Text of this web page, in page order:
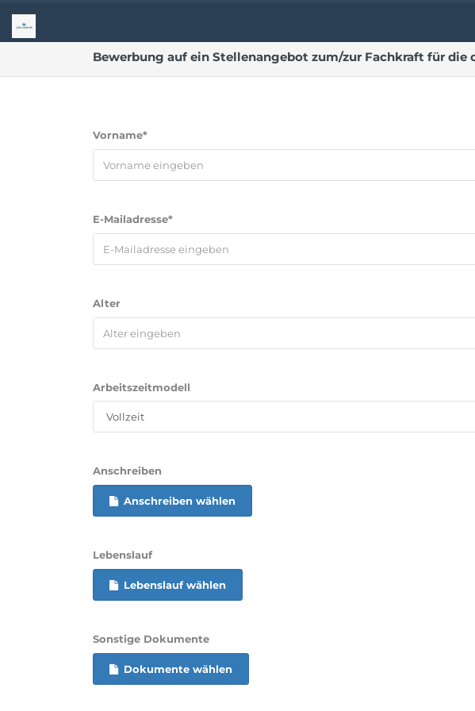
Bewerbung auf ein Stellenangebot zum/zur Fachkraft für
Vorname*
E-Mailadresse*
Alter
Arbeitszeitmodell
Anschreiben
Anschreiben wählen
Lebenslauf
Lebenslauf wählen
Sonstige Dokumente
Dokumente wählen